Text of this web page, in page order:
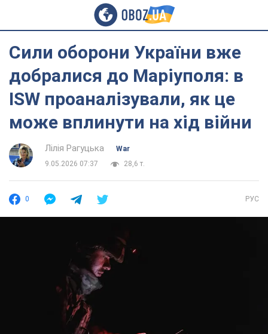
Сили оборони України вже
добралися до Маріуполя: в
ISW проаналізували, як це
може вплинути на хід війни
Лілія Рагуцька
War
9.05.2026 07:37
28,6 т.
0 РУС